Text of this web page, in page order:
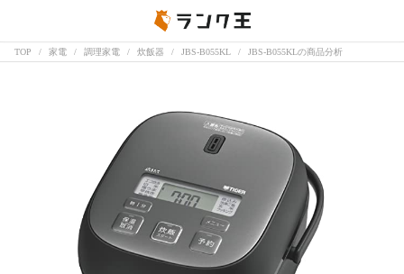
TOP 家電 調理家電 炊飯器 JBS-B055KL JBS-B055KLの商品分析